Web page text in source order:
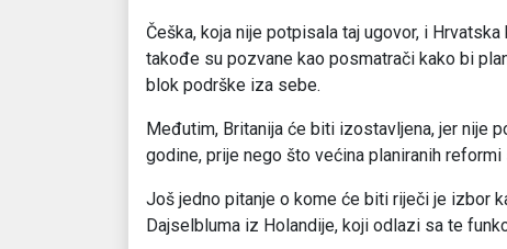
Češka, koja nije potpisala taj ugovor, i
takođe su pozvane kao posmatrači kako bi
blok podrške iza sebe.
Međutim, Britanija će biti izostavljena, jer nije
godine, prije nego što većina planiranih reformi
Još jedno pitanje o kome će biti riječi je izbor
Dajselbluma iz Holandije, koji odlazi sa te